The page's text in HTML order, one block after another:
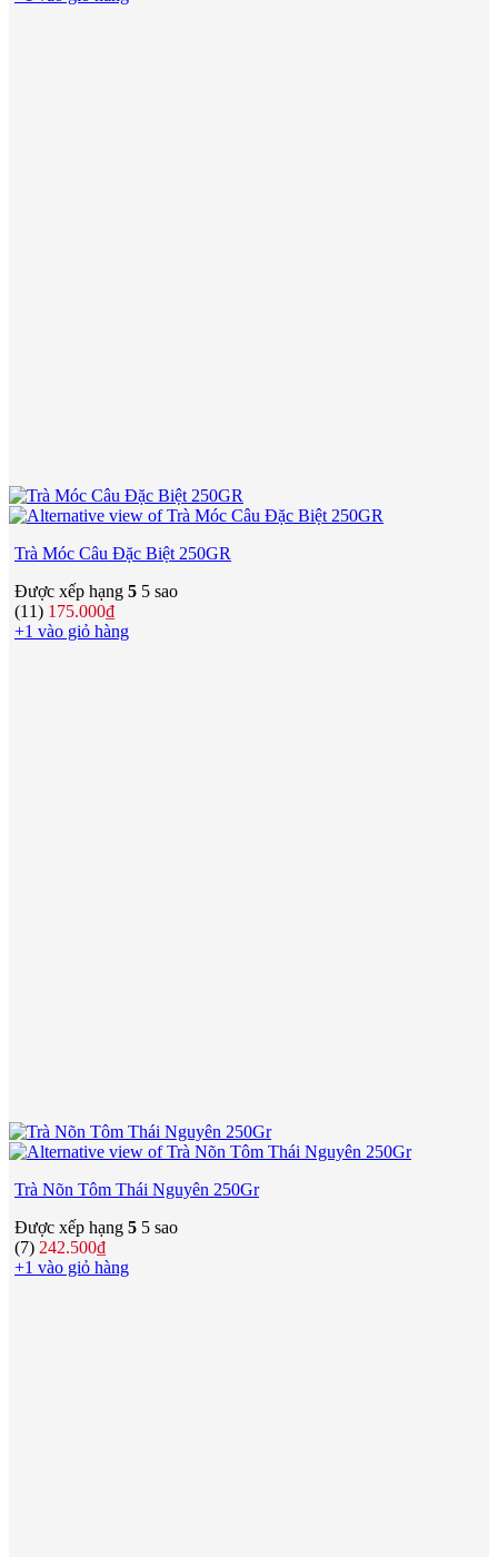
Trà Móc Câu Đặc Biệt 250GR
Được xếp hạng 5 5 sao
(11) 175.000₫
+1 vào giỏ hàng
Trà Nõn Tôm Thái Nguyên 250Gr
Được xếp hạng 5 5 sao
(7) 242.500₫
+1 vào giỏ hàng